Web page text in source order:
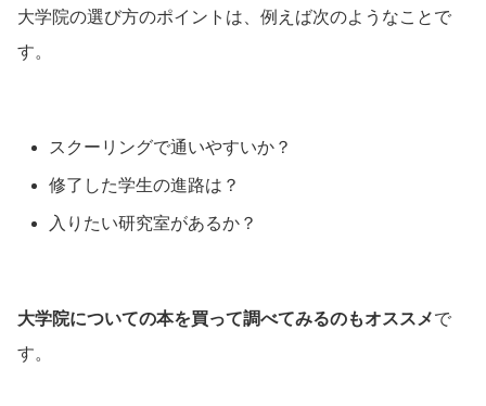
大学院の選び方のポイントは、例えば次のようなことで
す。
スクーリングで通いやすいか？
修了した学生の進路は？
入りたい研究室があるか？
大学院についての本を買って調べてみるのもオススメで
す。